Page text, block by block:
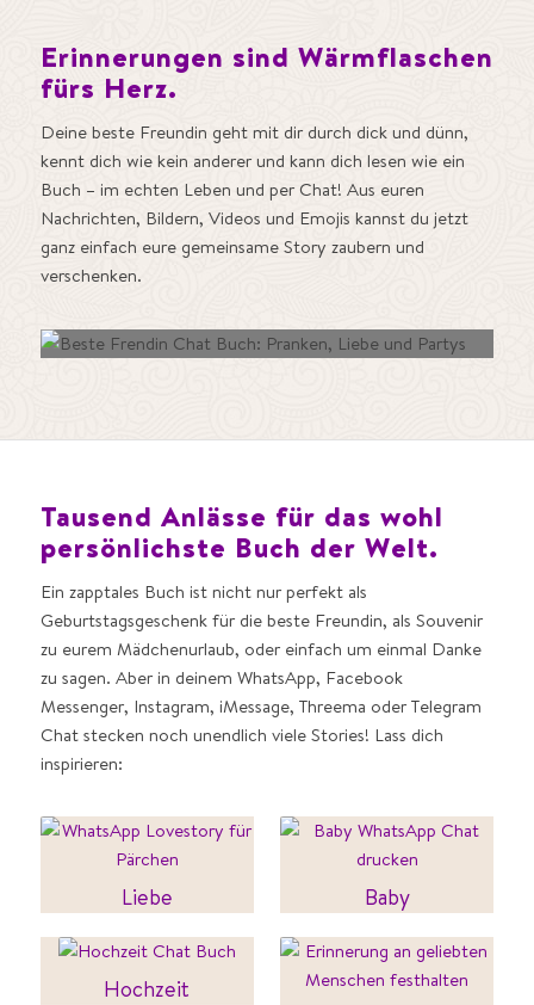
Erinnerungen sind Wärmflaschen
fürs Herz.
Deine beste Freundin geht mit dir durch dick und dünn,
kennt dich wie kein anderer und kann dich lesen wie ein
Buch – im echten Leben und per Chat! Aus euren
Nachrichten, Bildern, Videos und Emojis kannst du jetzt
ganz einfach eure gemeinsame Story zaubern und
verschenken.
Tausend Anlässe für das wohl
persönlichste Buch der Welt.
Ein zapptales Buch ist nicht nur perfekt als
Geburtstagsgeschenk für die beste Freundin, als Souvenir
zu eurem Mädchenurlaub, oder einfach um einmal Danke
zu sagen. Aber in deinem WhatsApp, Facebook
Messenger, Instagram, iMessage, Threema oder Telegram
Chat stecken noch unendlich viele Stories! Lass dich
inspirieren:
Liebe Baby
Hochzeit